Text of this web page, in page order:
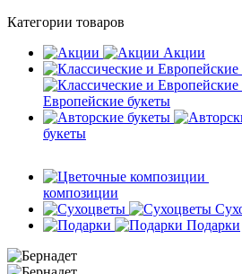
Категории товаров
Акции
Европейские букеты
букеты
композиции
Подарки